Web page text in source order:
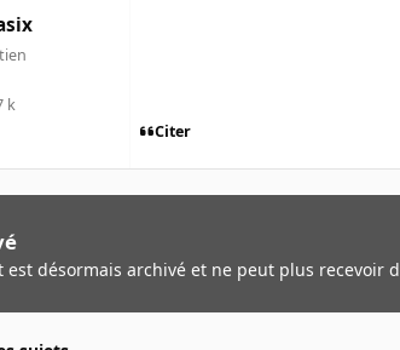
k
Citer
est désormais archivé et ne peut plus recevoir